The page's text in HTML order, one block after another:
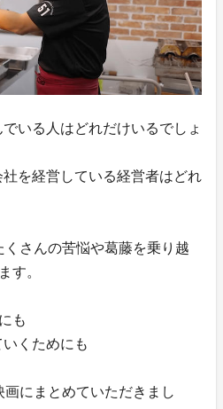
いる人はどれだけいるでしょ
を経営している経営者はどれ
さんの苦悩や葛藤を乗り越
す。
も
くためにも
にまとめていただきまし